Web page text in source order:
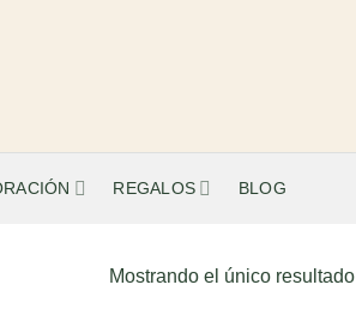
REGALOS BLOG
Mostrando el único resultado